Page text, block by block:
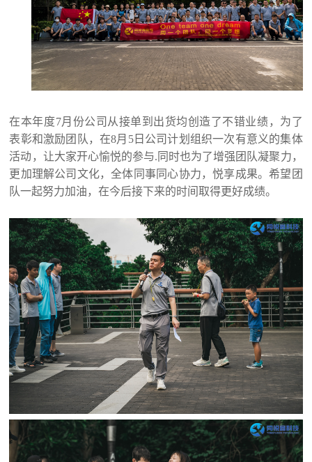
在本年度7月份公司从接单到出货均创造了不错业绩，为了
表彰和激励团队，在8月5日公司计划组织一次有意义的集体
活动，让大家开心愉悦的参与.同时也为了增强团队凝聚力，
更加理解公司文化，全体同事同心协力，悦享成果。希望团
队一起努力加油，在今后接下来的时间取得更好成绩。